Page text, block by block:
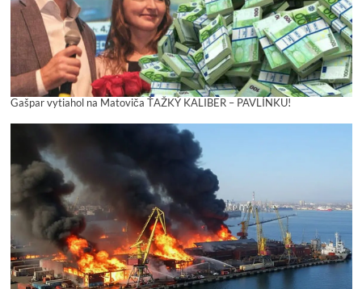
Gašpar vytiahol na Matoviča ŤAŽKÝ KALIBER – PAVLÍNKU!